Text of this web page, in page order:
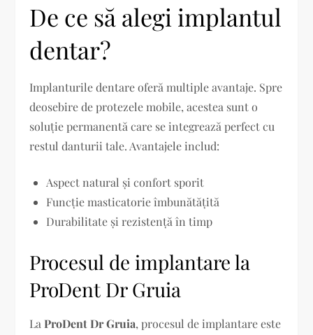
De ce să alegi implantul
dentar?
Implanturile dentare oferă multiple avantaje. Spre
deosebire de protezele mobile, acestea sunt o
soluție permanentă care se integrează perfect cu
restul danturii tale. Avantajele includ:
Aspect natural și confort sporit
Funcție masticatorie îmbunătățită
Durabilitate și rezistență în timp
Procesul de implantare la
ProDent Dr Gruia
LaProDent Dr Gruia, procesul de implantare este